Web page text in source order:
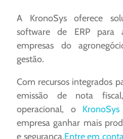
A KronoSys oferece
software de ERP para
empresas do
gestão.
Com recursos integrados
emissão de nota
operacional, o
empresa ganhar mais
e segurança.Entre em